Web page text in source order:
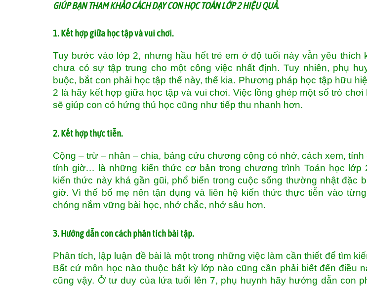
GIÚP BẠN THAM KHẢO CÁCH DẠY CON HỌC TOÁN LỚP 2 HIỆU QUẢ.
1. Kết hợp giữa học tập và vui chơi.
Tuy bước vào lớp 2, nhưng hầu hết trẻ em ở độ tuổi này vẫn yêu thích
chưa có sự tập trung cho một công việc nhất định. Tuy nhiên, phụ
buộc, bắt con phải học tập thế này, thế kia. Phương pháp học tập hữu
2 là hãy kết hợp giữa học tập và vui chơi. Việc lồng ghép một số trò
sẽ giúp con có hứng thú học cũng như tiếp thu nhanh hơn.
2. Kết hợp thực tiễn.
Cộng – trừ – nhân – chia, bảng cửu chương cộng có nhớ, cách xem,
tính giờ… là những kiến thức cơ bản trong chương trình Toán học lớp
kiến thức này khá gần gũi, phổ biến trong cuộc sống thường nhật đặc
giờ. Vì thế bố mẹ nên tận dụng và liên hệ kiến thức thực tiễn vào
chóng nắm vững bài học, nhớ chắc, nhớ sâu hơn.
3. Hướng dẫn con cách phân tích bài tập.
Phân tích, lập luận đề bài là một trong những việc làm cần thiết để tìm
Bất cứ môn học nào thuộc bất kỳ lớp nào cũng cần phải biết đến điều
cũng vậy. Ở tư duy của lứa tuổi lên 7, phụ huynh hãy hướng dẫn con